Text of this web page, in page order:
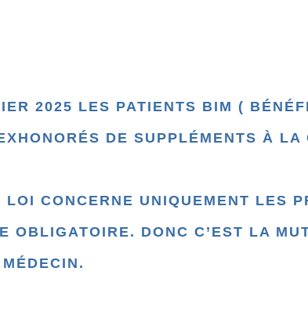
2025 LES PATIENTS BIM (
DE SUPPLÉMENTS À LA
CONCERNE UNIQUEMENT LES
OBLIGATOIRE. DONC C’EST LA